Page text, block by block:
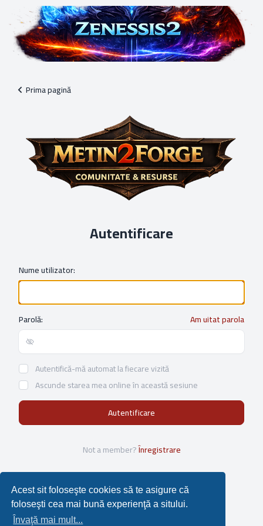
Acest sit foloseşte cookies să te asigure că
foloseşti cea mai bună experienţă a sitului.
Învaţă mai mult...
Prima pagină
Autentificare
Nume utilizator:
Parolă: Am uitat parola
Show/hide password
Autentifică-mă automat la fiecare vizită
Ascunde starea mea online în această sesiune
Not a member?Înregistrare